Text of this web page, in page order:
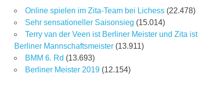
Online spielen im Zita-Team bei Lichess (22.478)
Sehr sensationeller Saisonsieg (15.014)
Terry van der Veen ist Berliner Meister und Zita ist
Berliner Mannschaftsmeister (13.911)
BMM 6. Rd (13.693)
Berliner Meister 2019 (12.154)